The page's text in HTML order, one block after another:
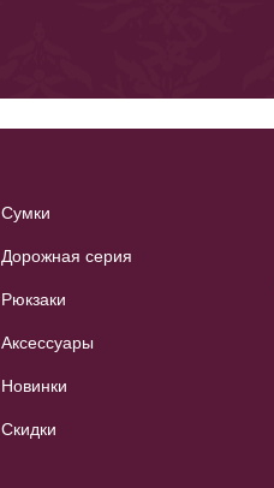
Сумки
Дорожная серия
Рюкзаки
Аксессуары
Новинки
Скидки